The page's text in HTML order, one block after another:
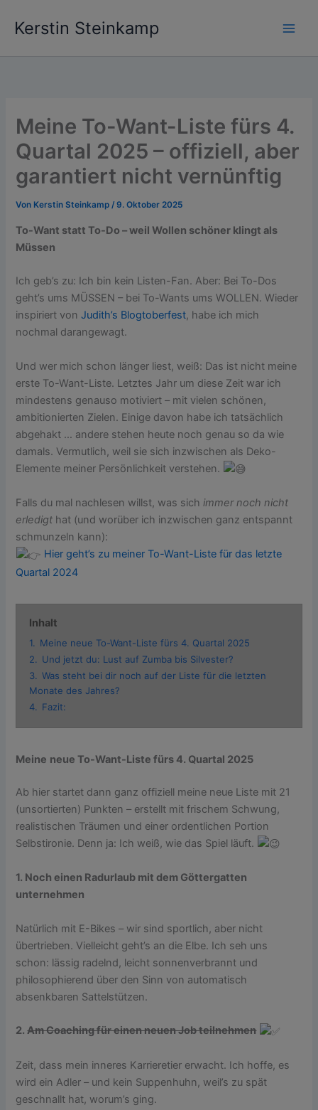
InhaltKerstin Steinkamp
Meine To-Want-Liste fürs 4.
Quartal 2025 – offiziell, aber
garantiert nicht vernünftig
Von Kerstin Steinkamp/9. Oktober 2025
To-Want statt To-Do – weil Wollen schöner klingt als
Müssen
Ich geb’s zu: Ich bin kein Listen-Fan. Aber: Bei To-Dos
geht’s ums MÜSSEN – bei To-Wants ums WOLLEN. Wieder
inspiriert von Judith’s Blogtoberfest, habe ich mich
nochmal darangewagt.
Und wer mich schon länger liest, weiß: Das ist nicht meine
erste To-Want-Liste. Letztes Jahr um diese Zeit war ich
mindestens genauso motiviert – mit vielen schönen,
ambitionierten Zielen. Einige davon habe ich tatsächlich
abgehakt … andere stehen heute noch genau so da wie
damals. Vermutlich, weil sie sich inzwischen als Deko-
Elemente meiner Persönlichkeit verstehen.
Falls du mal nachlesen willst, was sichimmer noch nicht
erledigt hat (und worüber ich inzwischen ganz entspannt
schmunzeln kann):
Hier geht’s zu meiner To-Want-Liste für das letzte
Quartal 2024
Inhalt
1. Meine neue To-Want-Liste fürs 4. Quartal 2025
2. Und jetzt du: Lust auf Zumba bis Silvester?
3. Was steht bei dir noch auf der Liste für die letzten
Monate des Jahres?
4. Fazit:
Meine neue To-Want-Liste fürs 4. Quartal 2025
Ab hier startet dann ganz offiziell meine neue Liste mit 21
(unsortierten) Punkten – erstellt mit frischem Schwung,
realistischen Träumen und einer ordentlichen Portion
Selbstironie. Denn ja: Ich weiß, wie das Spiel läuft.
1. Noch einen Radurlaub mit dem Göttergatten
unternehmen
Natürlich mit E-Bikes – wir sind sportlich, aber nicht
übertrieben. Vielleicht geht’s an die Elbe. Ich seh uns
schon: lässig radelnd, leicht sonnenverbrannt und
philosophierend über den Sinn von automatisch
absenkbaren Sattelstützen.
2.Am Coaching für einen neuen Job teilnehmen
Zeit, dass mein inneres Karrieretier erwacht. Ich hoffe, es
wird ein Adler – und kein Suppenhuhn, weil’s zu spät
geschnallt hat, worum’s ging.